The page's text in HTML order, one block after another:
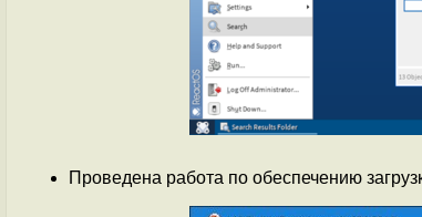
Проведена работа по обеспечению